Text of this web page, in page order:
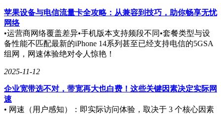
苹果设备与电信流量卡全攻略：从兼容到技巧，助你畅享无忧
网络
•运营商网络覆盖差异•手机版本支持频段不同•套餐类型与设
备性能不匹配最新的iPhone 14系列甚至已经支持电信的5GSA
组网，网速体验绝对令人惊艳！
2025-11-12
企业宽带选不对，带宽再大也白费！这些关键因素决定实际网
速
• 网速（用户感知）：即实际访问体验，取决于 3 个核心因素